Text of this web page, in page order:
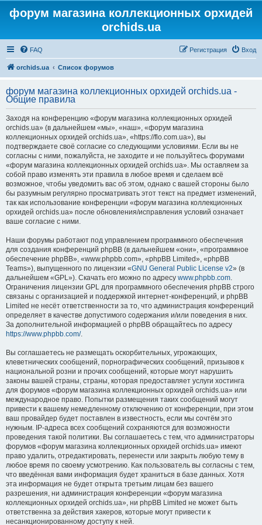
форум магазина коллекционных орхидей
orchids.ua
FAQ Вход
Регистрация
orchids.ua Список форумов
форум магазина коллекционных орхидей orchids.ua -
Общие правила
Заходя на конференцию «форум магазина коллекционных орхидей
orchids.ua» (в дальнейшем «мы», «наш», «форум магазина
коллекционных орхидей orchids.ua», «https://flo.com.ua»), вы
подтверждаете своё согласие со следующими условиями. Если вы не
согласны с ними, пожалуйста, не заходите и не пользуйтесь форумами
«форум магазина коллекционных орхидей orchids.ua». Мы оставляем за
собой право изменять эти правила в любое время и сделаем всё
возможное, чтобы уведомить вас об этом, однако с вашей стороны было
бы разумным регулярно просматривать этот текст на предмет изменений,
так как использование конференции «форум магазина коллекционных
орхидей orchids.ua» после обновления/исправления условий означает
ваше согласие с ними.
Наши форумы работают под управлением программного обеспечения
для создания конференций phpBB (в дальнейшем «они», «программное
обеспечение phpBB», «www.phpbb.com», «phpBB Limited», «phpBB
Teams»), выпущенного по лицензии «GNU General Public License v2» (в
дальнейшем «GPL»). Скачать его можно по адресу www.phpbb.com.
Ограничения лицензии GPL для программного обеспечения phpBB строго
связаны с организацией и поддержкой интернет-конференций, и phpBB
Limited не несёт ответственности за то, что администрация конференций
определяет в качестве допустимого содержания и/или поведения в них.
За дополнительной информацией о phpBB обращайтесь по адресу
https://www.phpbb.com/.
Вы соглашаетесь не размещать оскорбительных, угрожающих,
клеветнических сообщений, порнографических сообщений, призывов к
национальной розни и прочих сообщений, которые могут нарушить
законы вашей страны, страны, которая предоставляет услуги хостинга
для форумов «форум магазина коллекционных орхидей orchids.ua» или
международное право. Попытки размещения таких сообщений могут
привести к вашему немедленному отключению от конференции, при этом
ваш провайдер будет поставлен в известность, если мы сочтём это
нужным. IP-адреса всех сообщений сохраняются для возможности
проведения такой политики. Вы соглашаетесь с тем, что администраторы
форумов «форум магазина коллекционных орхидей orchids.ua» имеют
право удалить, отредактировать, перенести или закрыть любую тему в
любое время по своему усмотрению. Как пользователь вы согласны с тем,
что введённая вами информация будет храниться в базе данных. Хотя
эта информация не будет открыта третьим лицам без вашего
разрешения, ни администрация конференции «форум магазина
коллекционных орхидей orchids.ua», ни phpBB Limited не может быть
ответственна за действия хакеров, которые могут привести к
несанкционированному доступу к ней.